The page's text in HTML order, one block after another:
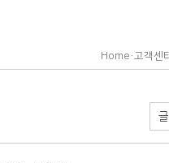
Home·고객센